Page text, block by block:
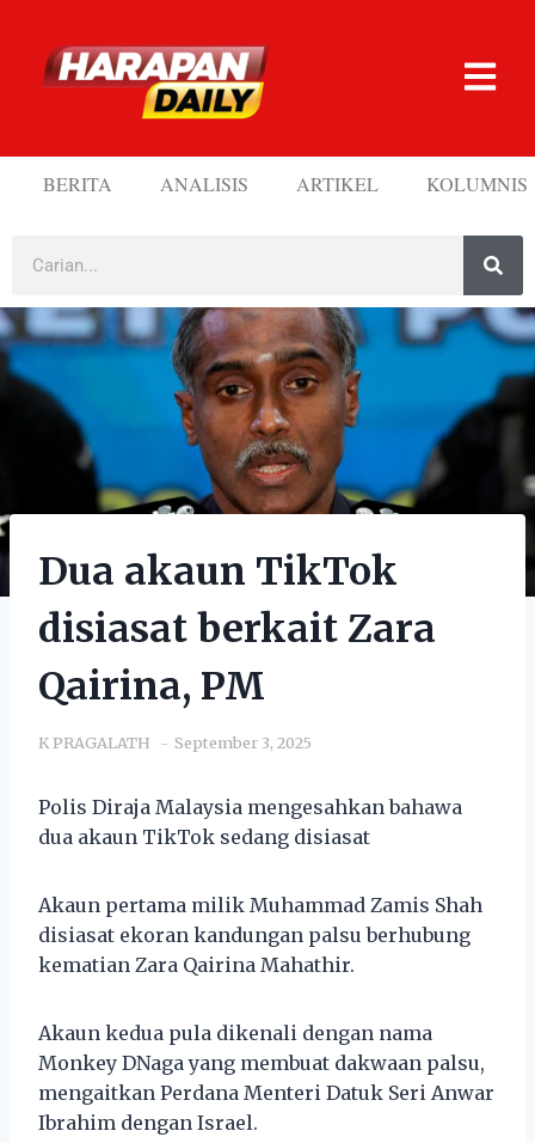
BERITA ANALISIS ARTIKEL KOLUMNIS
Dua akaun TikTok
disiasat berkait Zara
Qairina, PM
K PRAGALATH September 3, 2025
Polis Diraja Malaysia mengesahkan bahawa
dua akaun TikTok sedang disiasat
Akaun pertama milik Muhammad Zamis Shah
disiasat ekoran kandungan palsu berhubung
kematian Zara Qairina Mahathir.
Akaun kedua pula dikenali dengan nama
Monkey DNaga yang membuat dakwaan palsu,
mengaitkan Perdana Menteri Datuk Seri Anwar
Ibrahim dengan Israel.